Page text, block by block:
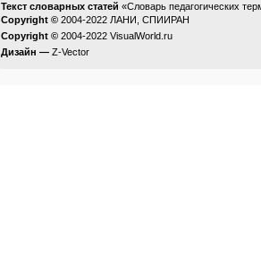
Текст словарных статей «Словарь педагогических
Copyright © 2004-2022 ЛАНИ, СПИИРАН
Copyright © 2004-2022 VisualWorld.ru
Дизайн — Z-Vector